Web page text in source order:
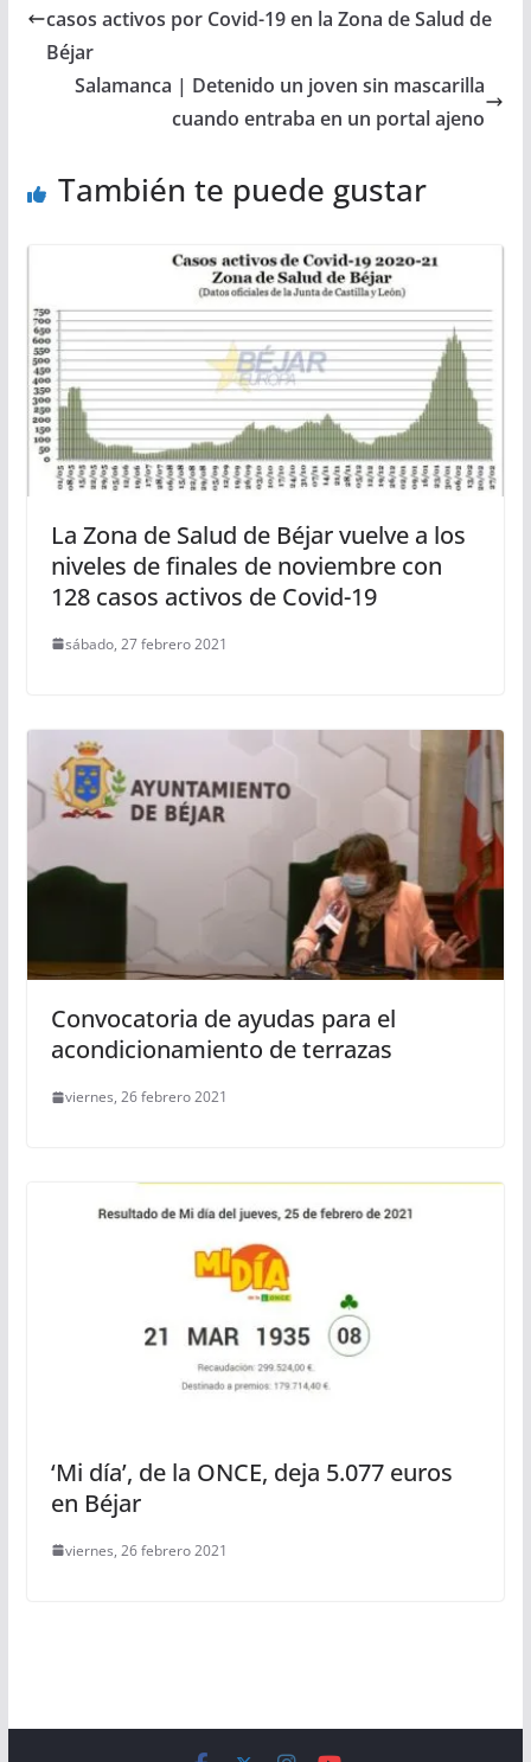
casos activos por Covid-19 en la Zona de Salud de
Béjar
Salamanca | Detenido un joven sin mascarilla
cuando entraba en un portal ajeno
También te puede gustar
La Zona de Salud de Béjar vuelve a los
niveles de finales de noviembre con
128 casos activos de Covid-19
sábado, 27 febrero 2021
Convocatoria de ayudas para el
acondicionamiento de terrazas
viernes, 26 febrero 2021
‘Mi día’, de la ONCE, deja 5.077 euros
en Béjar
viernes, 26 febrero 2021